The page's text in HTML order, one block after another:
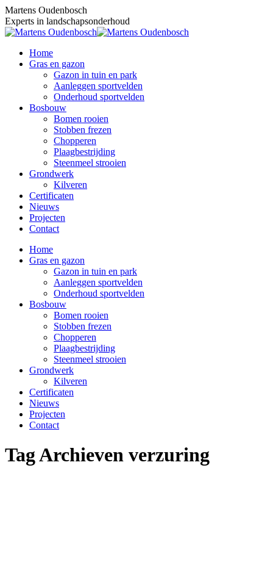
Skip
to
content
Martens Oudenbosch
Experts in landschapsonderhoud
Home
Gras en gazon
Gazon in tuin en park
Aanleggen sportvelden
Onderhoud sportvelden
Bosbouw
Bomen rooien
Stobben frezen
Chopperen
Plaagbestrijding
Steenmeel strooien
Grondwerk
Kilveren
Certificaten
Nieuws
Projecten
Contact
Home
Gras en gazon
Gazon in tuin en park
Aanleggen sportvelden
Onderhoud sportvelden
Bosbouw
Bomen rooien
Stobben frezen
Chopperen
Plaagbestrijding
Steenmeel strooien
Grondwerk
Kilveren
Certificaten
Nieuws
Projecten
Contact
Tag Archieven verzuring